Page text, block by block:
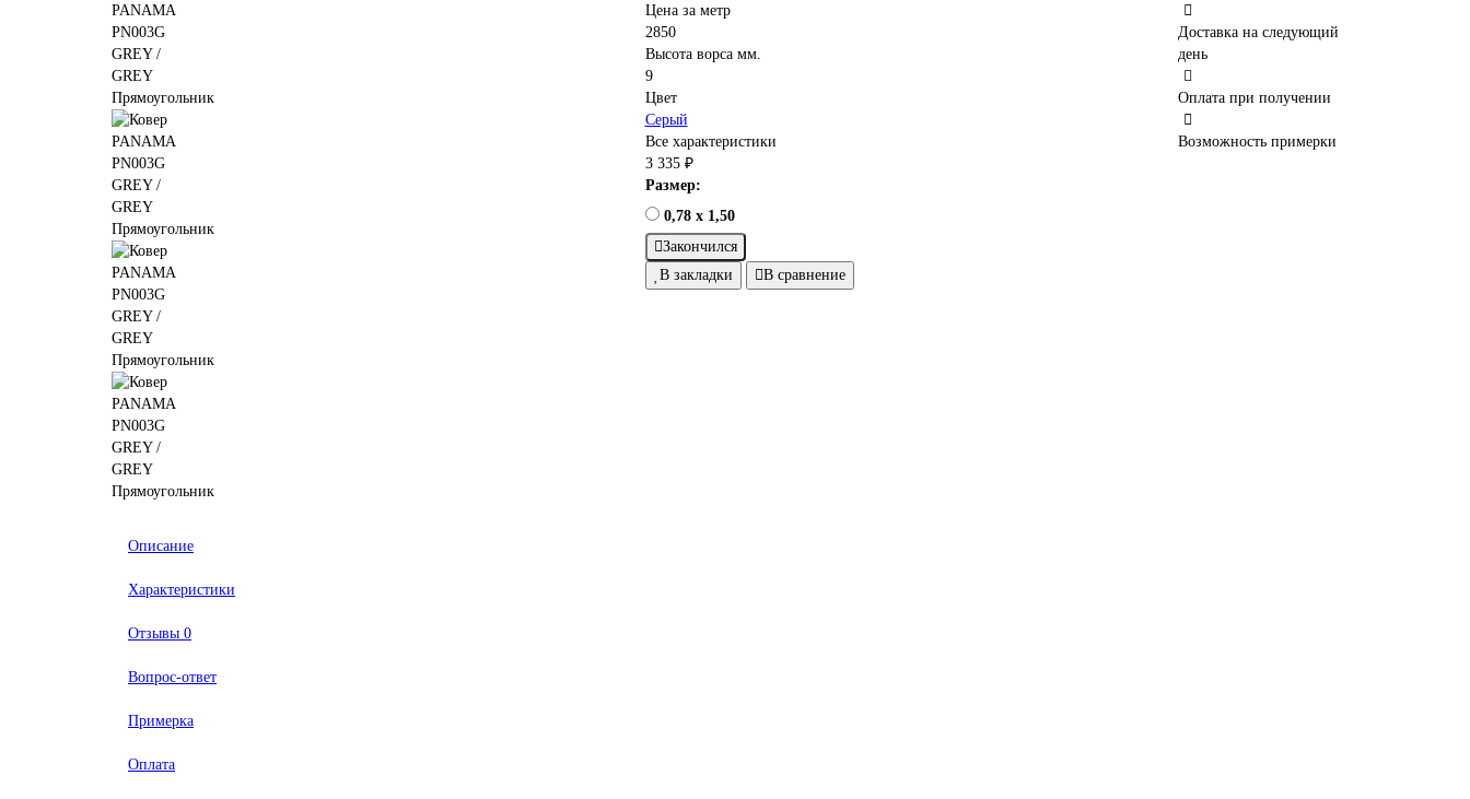
Цена за метр
2850
Высота ворса мм.
9
Цвет
Серый
Все характеристики
3 335 ₽
Размер:
0,78 x 1,50
Закончился
В закладки
В сравнение
Доставка на следующий
день
Оплата при получении
Возможность примерки
Описание
Характеристики
Отзывы 0
Вопрос-ответ
Примерка
Оплата